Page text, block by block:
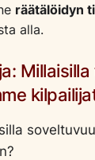
räätälöidyn
alla.